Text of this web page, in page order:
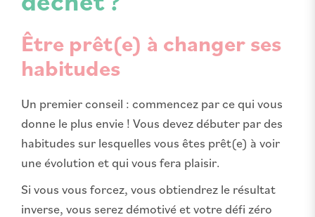
Être prêt(e) à changer ses
habitudes
Un premier conseil : commencez par ce qui vous
donne le plus envie ! Vous devez débuter par des
habitudes sur lesquelles vous êtes prêt(e) à voir
une évolution et qui vous fera plaisir.
Si vous vous forcez, vous obtiendrez le résultat
inverse, vous serez démotivé et votre défi zéro